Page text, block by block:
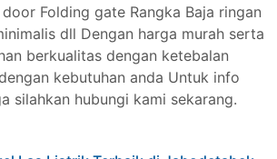
Folding gate Rangka Baja ringan
dll Dengan harga murah serta
berkualitas dengan ketebalan
kebutuhan anda Untuk info
silahkan hubungi kami sekarang.